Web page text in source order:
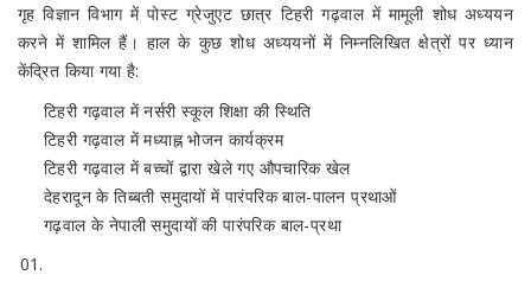
गृह विज्ञान विभाग में पोस्ट ग्रेजुएट छात्र टिहरी गढ़वाल में मामूली शोध अध्ययन
करने में शामिल हैं। हाल के कुछ शोध अध्ययनों में निम्नलिखित क्षेत्रों पर ध्यान
केंद्रित किया गया है:
टिहरी गढ़वाल में नर्सरी स्कूल शिक्षा की स्थिति
टिहरी गढ़वाल में मध्याह्न भोजन कार्यक्रम
टिहरी गढ़वाल में बच्चों द्वारा खेले गए औपचारिक खेल
देहरादून के तिब्बती समुदायों में पारंपरिक बाल-पालन प्रथाओं
गढ़वाल के नेपाली समुदायों की पारंपरिक बाल-प्रथा